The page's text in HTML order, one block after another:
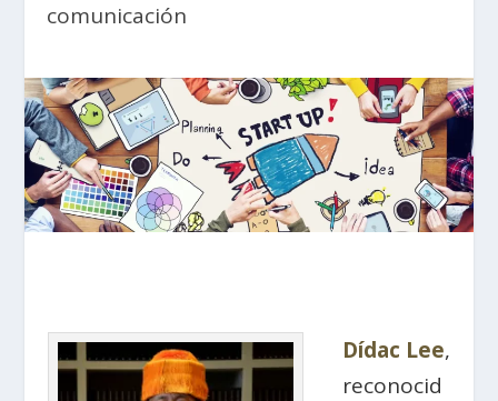
comunicación
Dídac Lee,
reconocid